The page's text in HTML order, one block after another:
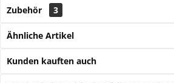
Zubehör 3
Ähnliche Artikel
Kunden kauften auch